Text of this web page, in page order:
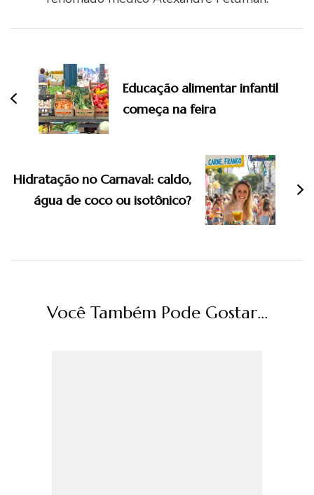
post
Educação alimentar infantil
começa na feira
Hidratação no Carnaval: caldo,
água de coco ou isotônico?
Você Também Pode Gostar...